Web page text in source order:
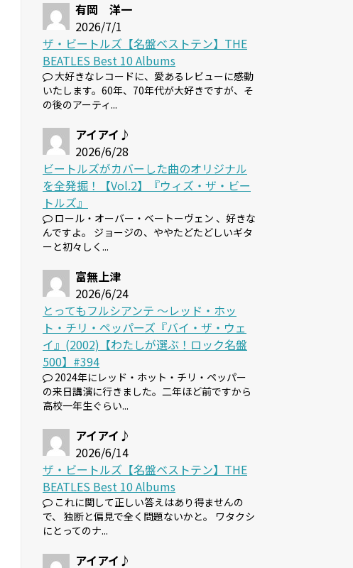
有岡 洋一
2026/7/1
ザ・ビートルズ【名盤ベストテン】THE
BEATLES Best 10 Albums
大好きなレコードに、愛あるレビューに感動
いたします。60年、70年代が大好きですが、そ
の後のアーティ...
アイアイ♪
2026/6/28
ビートルズがカバーした曲のオリジナル
を全発掘！【Vol.2】『ウィズ・ザ・ビー
トルズ』
ロール・オーバー・ベートーヴェン 、好きな
んですよ。 ジョージの、ややたどたどしいギタ
ーと初々しく...
富無上津
2026/6/24
とってもフルシアンテ 〜レッド・ホッ
ト・チリ・ペッパーズ『バイ・ザ・ウェ
イ』(2002)【わたしが選ぶ！ロック名盤
500】#394
2024年にレッド・ホット・チリ・ペッパー
の来日講演に行きました。二年ほど前ですから
高校一年生ぐらい...
アイアイ♪
2026/6/14
ザ・ビートルズ【名盤ベストテン】THE
BEATLES Best 10 Albums
これに関して正しい答えはあり得ませんの
で、 独断と偏見で全く問題ないかと。 ワタクシ
にとってのナ...
アイアイ♪